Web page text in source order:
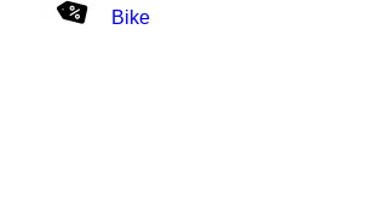
Bike